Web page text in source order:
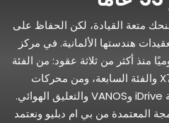
متعة القيادة، لكن الحفاظ على
هندستها الألمانية. في مركز
منذ أكثر من ثلاثة عقود: من الفئة
الثالثة والخامسة إلى X5 وX7 والفئة السابعة، ومن محركات
TwinPower Turbo إلى أنظمة iDrive وVANOS والتعليق الهوائي.
المعتمدة من بي ام دبليو ونعتمد